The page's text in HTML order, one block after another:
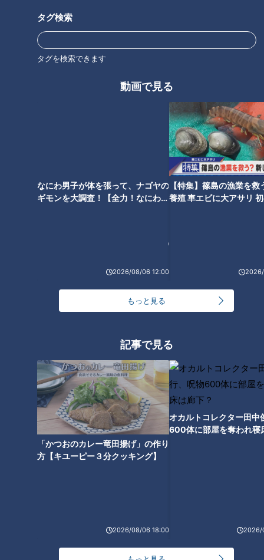
タグ検索
タグを検索できます
動画で見る
なにわ男子が体を張って、ナゴヤの
ギモンを大調査！【全力！なにわ実
2026/08/06 12:00
【特集】篠島の漁業を救
養殖 車エビに大アサリ
もっと見る
記事で見る
「かつおのカレー竜田揚げ」の作り
方【キユーピー３分クッキング】
2026/08/06 18:00
オカルトコレクター田中
600体に部屋を奪われ寝
2026/
ートボクシングのミット打ちを開始。ワンツーのパンチ、左ミ
ドルキックなどを見事に打ち込んでいきます。シュートボクシ
ングは約40年前に日本で生まれたスポーツで、キック、パン
イエットをしていた母の影響でジムに通い始めたという片山
君。今では日曜日以外の週6日、夜10時半まで練習を積み重ね
CBCテレビ / TBS『THE TIME，』
村先生、私もスパーリングさせていただいていいですか？」と
不敵な提案。カメラを向けると、ヘッドギア、ボディプロテク
ターなど防具を完全装備済みです。片山君が「逆に大丈夫です
か？」と聞くと、「大丈夫よ！誰に言えって言われたの？そん
なセリフ！昔は『倉敷のヤンチャ眼鏡』と言われていた、筋金
入りのワルなんだよ！眼鏡をはずしている時、おじさんは本気
だから！」とリングイン。スタジオから「気を付けてください
ね！」と声援が飛ぶ中、スパーリングが始まりました。 若狭